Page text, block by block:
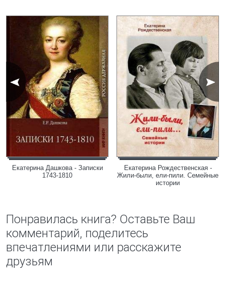
Екатерина Дашкова - Записки
1743-1810
Екатерина Рождественская -
Жили-были, ели-пили. Семейные
истории
Понравилась книга? Оставьте Ваш
комментарий, поделитесь
впечатлениями или расскажите
друзьям